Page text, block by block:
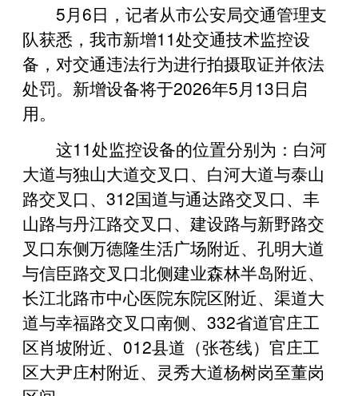
5月6日，记者从市公安局交通管理支
队获悉，我市新增11处交通技术监控设
备，对交通违法行为进行拍摄取证并依法
处罚。新增设备将于2026年5月13日启
用。
这11处监控设备的位置分别为：白河
大道与独山大道交叉口、白河大道与泰山
路交叉口、312国道与通达路交叉口、丰
山路与丹江路交叉口、建设路与新野路交
叉口东侧万德隆生活广场附近、孔明大道
与信臣路交叉口北侧建业森林半岛附近、
长江北路市中心医院东院区附近、渠道大
道与幸福路交叉口南侧、332省道官庄工
区肖坡附近、012县道（张苍线）官庄工
区大尹庄村附近、灵秀大道杨树岗至董岗